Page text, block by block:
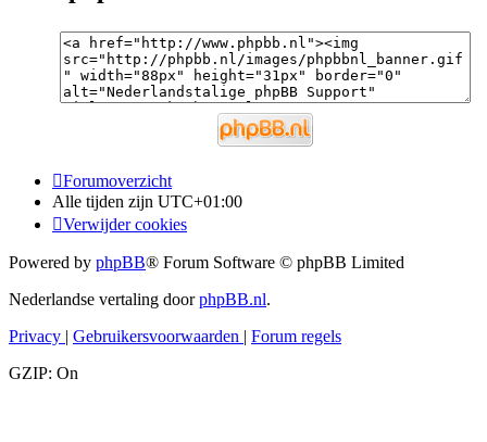
Forumoverzicht
Alle tijden zijn UTC+01:00
Verwijder cookies
Powered by phpBB® Forum Software © phpBB Limited
Nederlandse vertaling doorphpBB.nl.
Privacy | Gebruikersvoorwaarden | Forum regels
GZIP: On